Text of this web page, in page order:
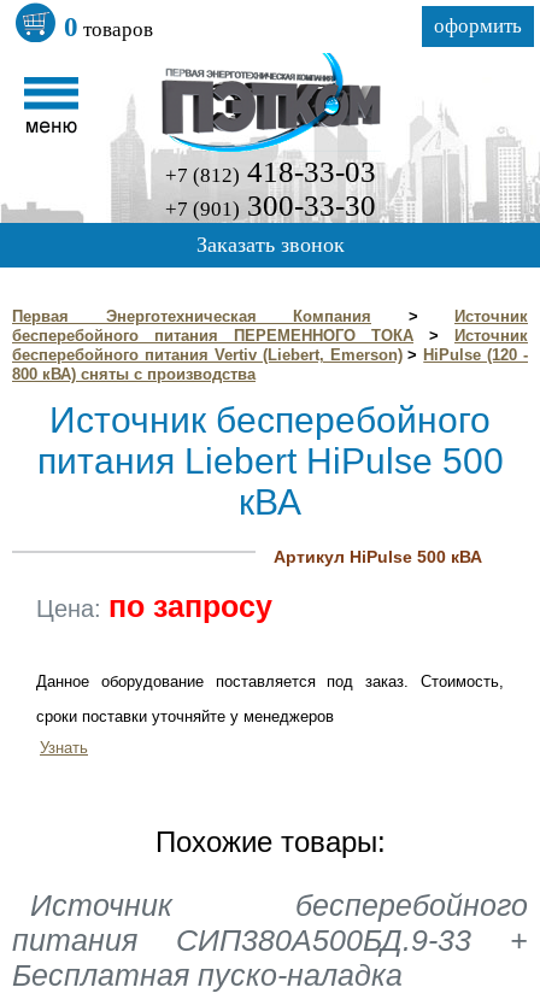
0 товаров оформить
+7 (812) 418-33-03
+7 (901) 300-33-30
Заказать звонок
Первая Энерготехническая Компания >
Источник
бесперебойного питания ПЕРЕМЕННОГО ТОКА >
Источник
бесперебойного питания Vertiv (Liebert, Emerson)> HiPulse (120 -
800 кВА) сняты с производства
Источник бесперебойного
питания Liebert HiPulse 500
кВА
Артикул HiPulse 500 кВА
Цена: по запросу
Данное оборудование поставляется под заказ. Стоимость,
сроки поставки уточняйте у менеджеров
Узнать
Похожие товары:
Источник бесперебойного
питания СИП380А500БД.9-33 +
Бесплатная пуско-наладка